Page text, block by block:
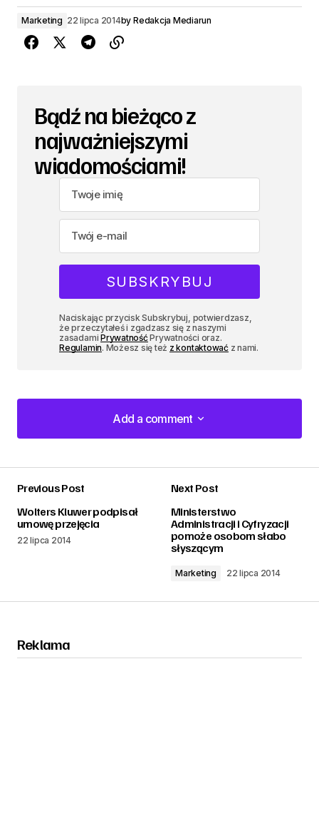
Marketing 22 lipca 2014by Redakcja Mediarun
Bądź na bieżąco z
najważniejszymi
wiadomościami!
Naciskając przycisk Subskrybuj, potwierdzasz,
że przeczytałeś i zgadzasz się z naszymi
zasadamiPrywatnośćPrywatności oraz.
Regulamin. Możesz się też z kontaktowaćz nami.
Add a comment
Add a comment
Previous Post
Wolters Kluwer podpisał
umowę przejęcia
22 lipca 2014
Next Post
Ministerstwo
Administracji i Cyfryzacji
pomoże osobom słabo
słyszącym
Marketing 22 lipca 2014
Reklama